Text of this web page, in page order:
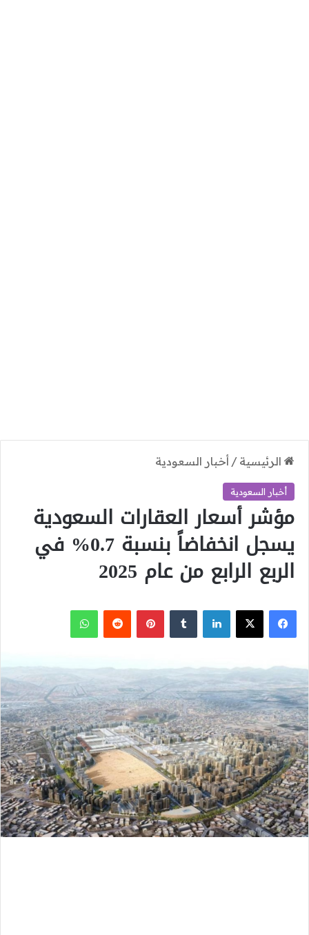
الرئيسية / أخبار السعودية
أخبار السعودية
مؤشر أسعار العقارات السعودية
يسجل انخفاضاً بنسبة 0.7% في
الربع الرابع من عام 2025
فيسبوك
‫X لينكدإن بينتيريست واتساب